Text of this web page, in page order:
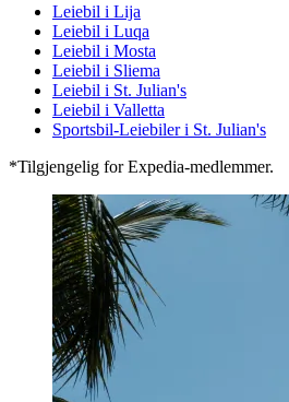
Leiebil i Lija
Leiebil i Luqa
Leiebil i Mosta
Leiebil i Sliema
Leiebil i St. Julian's
Leiebil i Valletta
Sportsbil-Leiebiler i St. Julian's
*Tilgjengelig for Expedia-medlemmer.